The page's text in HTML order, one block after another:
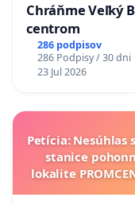
Chráňme Veľký
centrom
286 podpisov
286 Podpisy / 30 dni
23 Jul 2026
Petícia:
stanice
lokalite